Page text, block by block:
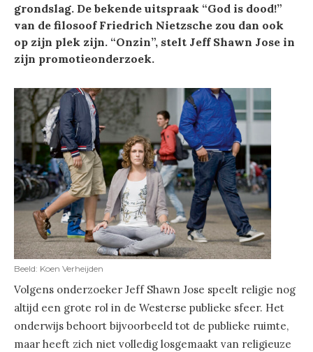
grondslag. De bekende uitspraak “God is dood!”
van de filosoof Friedrich Nietzsche zou dan ook
op zijn plek zijn. “Onzin”, stelt Jeff Shawn Jose in
zijn promotieonderzoek.
Beeld: Koen Verheijden
Volgens onderzoeker Jeff Shawn Jose speelt religie nog
altijd een grote rol in de Westerse publieke sfeer. Het
onderwijs behoort bijvoorbeeld tot de publieke ruimte,
maar heeft zich niet volledig losgemaakt van religieuze